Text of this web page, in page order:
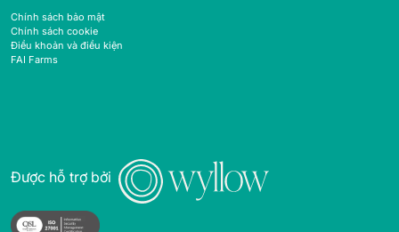
Chính sách bảo mật
Chính sách cookie
Điều khoản và điều kiện
FAI Farms
Được hỗ trợ bởi